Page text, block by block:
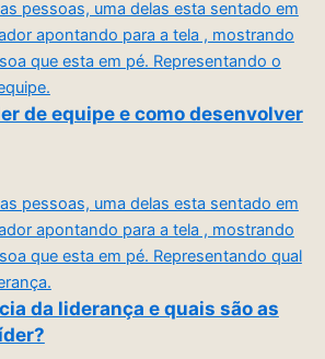
de equipe e como desenvolver
da liderança e quais são as